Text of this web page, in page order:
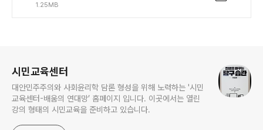
1.25MB
시민교육센터
대안민주주의와 사회윤리학 담론 형성을 위해 노력하는 '시민
교육센터-배움의 연대망’ 홈페이지 입니다. 이곳에서는 열린
강의 형태의 시민교육을 준비하고 있습니다.